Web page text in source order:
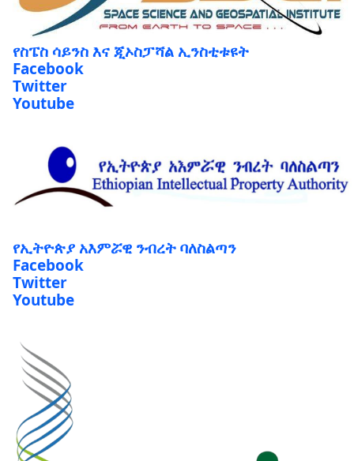
የስፔስ ሳይንስ እና ጂኦስፓሻል ኢንስቲቱዩት
Facebook
Twitter
Youtube
የኢትዮጵያ አእምሯዊ ንብረት ባለስልጣን
Facebook
Twitter
Youtube